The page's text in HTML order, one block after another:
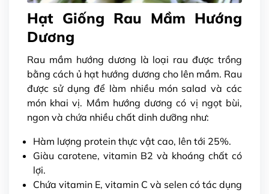
Hạt Giống Rau Mầm Hướng
Dương
Rau mầm hướng dương là loại rau được trồng
bằng cách ủ hạt hướng dương cho lên mầm. Rau
được sử dụng để làm nhiều món salad và các
món khai vị. Mầm hướng dương có vị ngọt bùi,
ngon và chứa nhiều chất dinh dưỡng như:
Hàm lượng protein thực vật cao, lên tới 25%.
Giàu carotene, vitamin B2 và khoáng chất có
lợi.
Chứa vitamin E, vitamin C và selen có tác dụng